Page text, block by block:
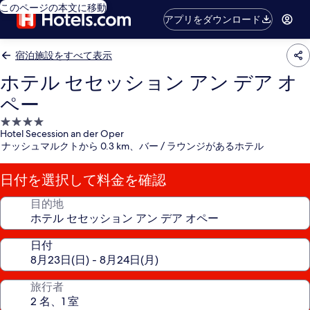
このページの本文に移動
アプリをダウンロード
宿泊施設をすべて表示
ホテル セセッション アン デア オ
ペー
4.0
つ
星
宿
泊
施
Hotel Secession an der Oper
ナッシュマルクトから 0.3 km、バー / ラウンジがあるホテル
日付を選択して料金を確認
目的地
日付
旅行者